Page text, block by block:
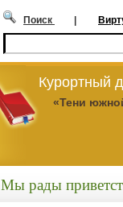
Поиск |
Курортный
«Тени
Мы рады